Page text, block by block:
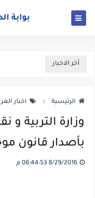
أخر الاخبار
الرئيسية اخبار
وزارة التربية و
بأصدار قانون